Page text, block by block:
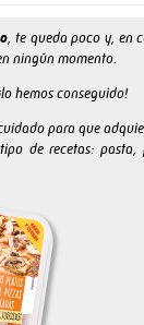
, te queda poco y, en
ningún momento.
hemos conseguido!
para que
de recetas: pasta,